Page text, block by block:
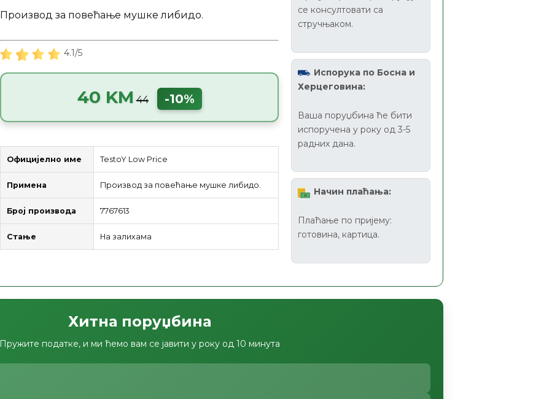
Производ за повећање мушке либидо.
4.1/5
40 KM 44 -10%
Официјелно име TestoY Low Price
Примена Производ за повећање мушке либидо.
Број производа 7767613
Стање На залихама
се консултовати са
стручњаком.
Испорука по Босна и
Херцеговина:
Ваша поруџбина ће бити
испоручена у року од 3-5
радних дана.
Начин плаћања:
Плаћање по пријему:
готовина, картица.
Хитна поруџбина
Пружите податке, и ми ћемо вам се јавити у року од 10 минута